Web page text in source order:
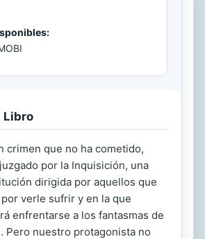
Libro
crimen que no ha cometido,
por la Inquisición, una
dirigida por aquellos que
verle sufrir y en la que
enfrentarse a los fantasmas de
Pero nuestro protagonista no